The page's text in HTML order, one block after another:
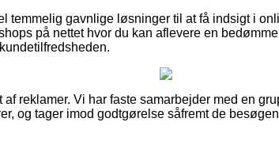
temmelig gavnlige løsninger til at få indsigt i
på nettet hvor du kan aflevere en
af reklamer. Vi har faste samarbejder med en
og tager imod godtgørelse såfremt de